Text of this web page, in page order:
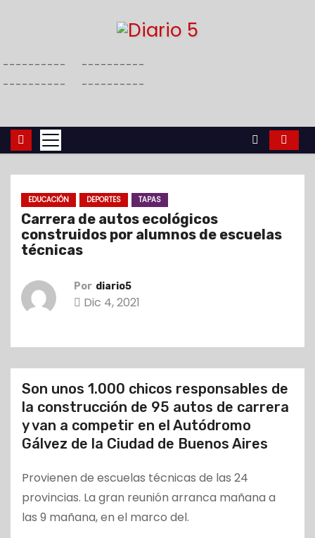
t
a
a
----------
----------
----------
----------
EDUCACIÓN DEPORTES TAPAS
Carrera de autos ecológicos
construidos por alumnos de escuelas
técnicas
Por diario5
Dic 4, 2021
Son unos 1.000 chicos responsables de
la construcción de 95 autos de carrera
y van a competir en el Autódromo
Gálvez de la Ciudad de Buenos Aires
Provienen de escuelas técnicas de las 24
provincias. La gran reunión arranca mañana a
las 9 mañana, en el marco del.